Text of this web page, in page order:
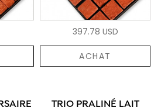
397.78 USD
ACHAT
TRIO PRALINÉ LAIT